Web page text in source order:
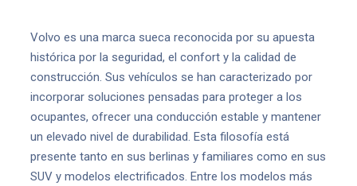
Volvo es una marca sueca reconocida por su apuesta
histórica por la seguridad, el confort y la calidad de
construcción. Sus vehículos se han caracterizado por
incorporar soluciones pensadas para proteger a los
ocupantes, ofrecer una conducción estable y mantener
un elevado nivel de durabilidad. Esta filosofía está
presente tanto en sus berlinas y familiares como en sus
SUV y modelos electrificados. Entre los modelos más